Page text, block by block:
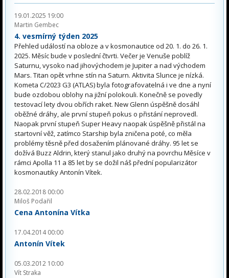
19.01.2025 19:00
Martin Gembec
4. vesmírný týden 2025
Přehled událostí na obloze a v kosmonautice od 20. 1. do 26. 1.
2025. Měsíc bude v poslední čtvrti. Večer je Venuše poblíž
Saturnu, vysoko nad jihovýchodem je Jupiter a nad východem
Mars. Titan opět vrhne stín na Saturn. Aktivita Slunce je nízká.
Kometa C/2023 G3 (ATLAS) byla fotografovatelná i ve dne a nyní
bude ozdobou oblohy na jižní polokouli. Konečně se povedly
testovací lety dvou obřích raket. New Glenn úspěšně dosáhl
oběžné dráhy, ale první stupeň pokus o přistání neprovedl.
Naopak první stupeň Super Heavy naopak úspěšně přistál na
startovní věž, zatímco Starship byla zničena poté, co měla
problémy těsně před dosažením plánované dráhy. 95 let se
dožívá Buzz Aldrin, který stanul jako druhý na povrchu Měsíce v
rámci Apolla 11 a 85 let by se dožil náš přední popularizátor
kosmonautiky Antonín Vítek.
28.02.2018 00:00
Miloš Podařil
Cena Antonína Vítka
17.04.2014 00:00
Antonín Vítek
05.03.2012 10:00
Vít Straka